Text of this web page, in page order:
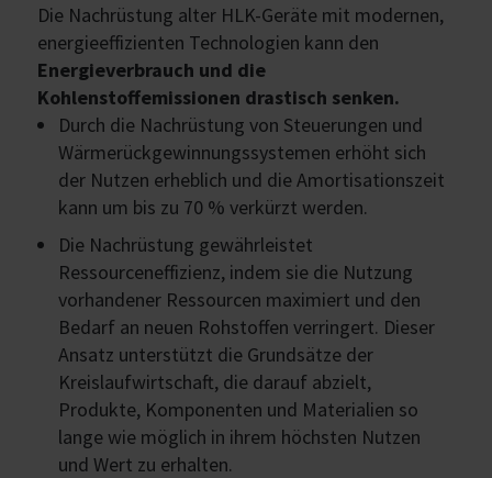
Die Nachrüstung alter HLK-Geräte mit modernen,
energieeffizienten Technologien kann den
Energieverbrauch und die
Kohlenstoffemissionen drastisch senken.
Durch die Nachrüstung von Steuerungen und
Wärmerückgewinnungssystemen erhöht sich
der Nutzen erheblich und die Amortisationszeit
kann um bis zu 70 % verkürzt werden.
Die Nachrüstung gewährleistet
Ressourceneffizienz, indem sie die Nutzung
vorhandener Ressourcen maximiert und den
Bedarf an neuen Rohstoffen verringert. Dieser
Ansatz unterstützt die Grundsätze der
Kreislaufwirtschaft, die darauf abzielt,
Produkte, Komponenten und Materialien so
lange wie möglich in ihrem höchsten Nutzen
und Wert zu erhalten.